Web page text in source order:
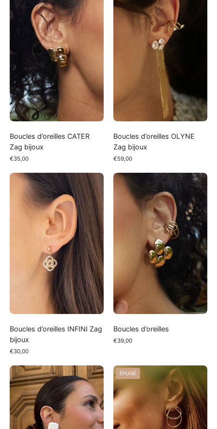
CATER
Zag
bijoux
Boucles d’oreilles CATER
Zag bijoux
€35,00
OLYNE
Zag
bijoux
Boucles d’oreilles OLYNE
Zag bijoux
€59,00
Boucles
d’oreilles
INFINI
Zag
bijoux
Boucles d’oreilles INFINI Zag
bijoux
€30,00
Boucles
d’oreilles
Boucles d’oreilles
€39,00
Boucles
d'oreilles
clips
acétate
et
Boucles
d'oreilles
SHAPE
Zag
bijoux
ÉPUISÉ